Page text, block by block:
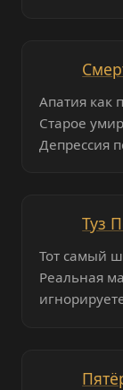
Апатия как
Старое
Депрессия
Туз
Тот самый
Реальная